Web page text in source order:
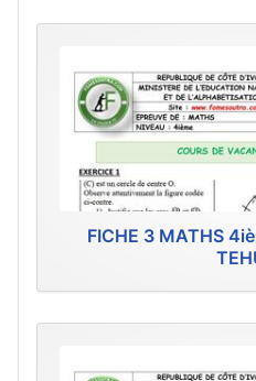
FICHE 3 MATHS